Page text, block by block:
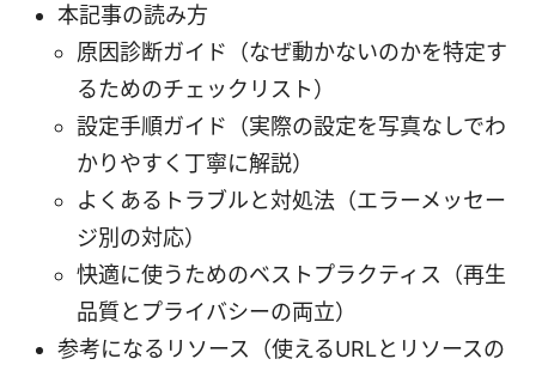
本記事の読み方
原因診断ガイド（なぜ動かないのかを特定す
るためのチェックリスト）
設定手順ガイド（実際の設定を写真なしでわ
かりやすく丁寧に解説）
よくあるトラブルと対処法（エラーメッセー
ジ別の対応）
快適に使うためのベストプラクティス（再生
品質とプライバシーの両立）
参考になるリソース（使えるURLとリソースの